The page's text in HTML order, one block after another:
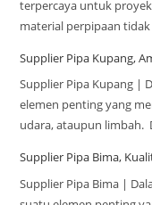
terpercaya untuk
material perpipaan
Supplier Pipa Kupang,
Supplier Pipa Kupang |
elemen penting yang
udara, ataupun limbah.
Supplier Pipa Bima,
Supplier Pipa Bima |